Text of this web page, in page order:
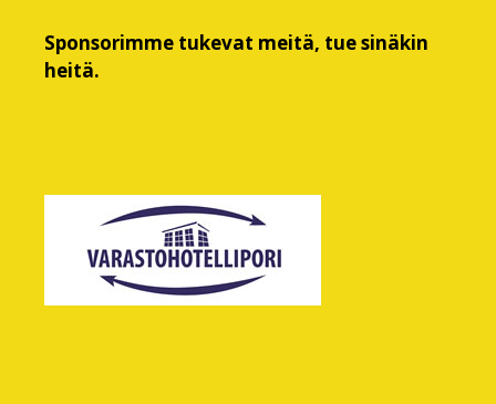
Sponsorimme tukevat meitä, tue sinäkin
heitä.